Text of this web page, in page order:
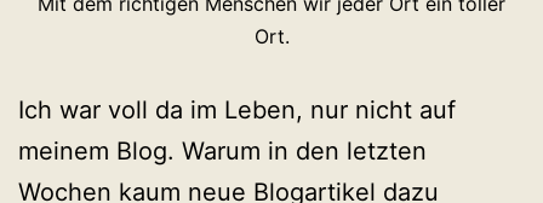
Ort.
Ich war voll da im Leben, nur nicht auf
meinem Blog. Warum in den letzten
Wochen kaum neue Blogartikel dazu